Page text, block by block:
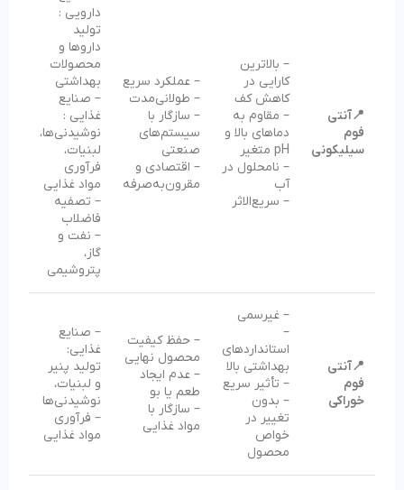
📍آنتی
فوم
سیلیکونی
– بالاترین
کارایی در
کاهش کف
– مقاوم به
دماهای بالا و
pH متغیر
– نامحلول در
آب
– سریع‌الاثر
– عملکرد سریع
– طولانی‌مدت
– سازگار با
سیستم‌های
صنعتی
– اقتصادی و
مقرون‌به‌صرفه
دارویی :
تولید
داروها و
محصولات
بهداشتی
– صنایع
غذایی :
نوشیدنی‌ها،
لبنیات،
فرآوری
مواد غذایی
– تصفیه
فاضلاب
– نفت و
گاز،
پتروشیمی
📍آنتی
فوم
خوراکی
– غیرسمی
–
استانداردهای
بهداشتی بالا
– تأثیر سریع
– بدون
تغییر در
خواص
محصول
– حفظ کیفیت
محصول نهایی
– عدم ایجاد
طعم یا بو
– سازگار با
مواد غذایی
– صنایع
غذایی:
تولید پنیر
و لبنیات،
نوشیدنی‌ها
– فرآوری
مواد غذایی